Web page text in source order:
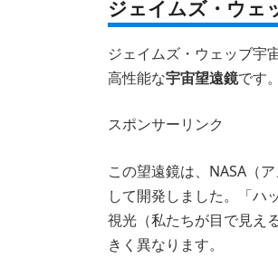
ジェイムズ・ウェ
ジェイムズ・ウェッブ宇
高性能な宇宙望遠鏡です
スポンサーリンク
この望遠鏡は、NASA（
して開発しました。「ハ
視光（私たちが目で見え
きく異なります。